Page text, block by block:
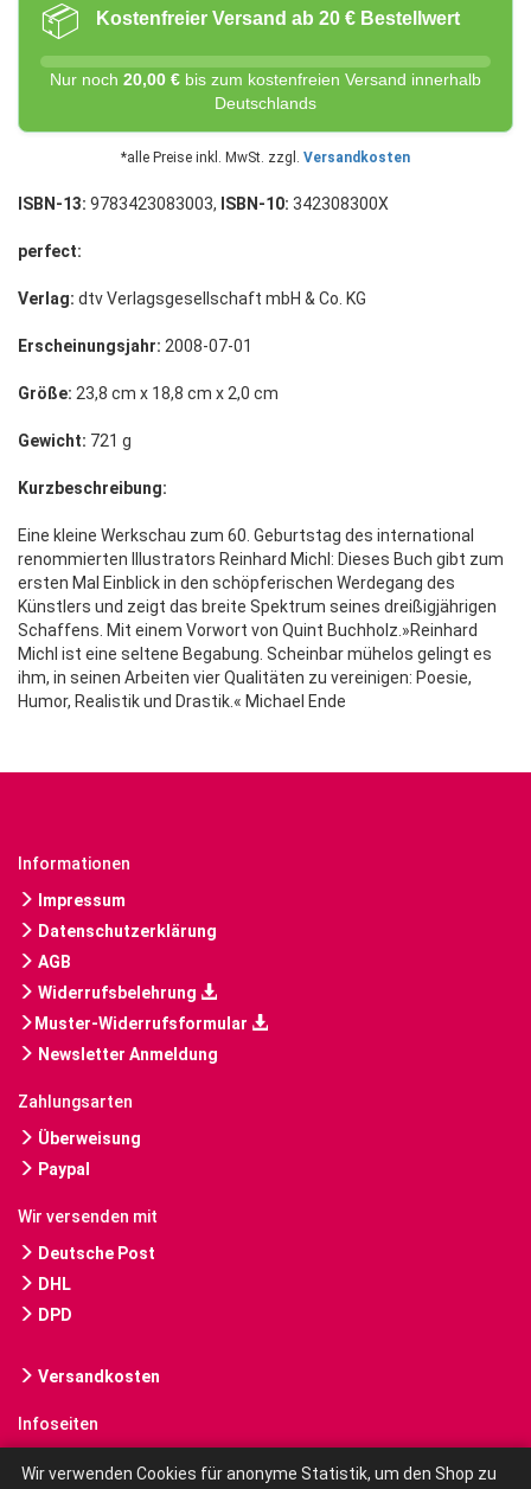
📦 Kostenfreier Versand ab 20 € Bestellwert
Nur noch 20,00 € bis zum kostenfreien Versand innerhalb
Deutschlands
*alle Preise inkl. MwSt. zzgl. Versandkosten
ISBN-13: 9783423083003, ISBN-10: 342308300X
perfect:
Verlag: dtv Verlagsgesellschaft mbH & Co. KG
Erscheinungsjahr: 2008-07-01
Größe: 23,8 cm x 18,8 cm x 2,0 cm
Gewicht: 721 g
Kurzbeschreibung:
Eine kleine Werkschau zum 60. Geburtstag des international
renommierten Illustrators Reinhard Michl: Dieses Buch gibt zum
ersten Mal Einblick in den schöpferischen Werdegang des
Künstlers und zeigt das breite Spektrum seines dreißigjährigen
Schaffens. Mit einem Vorwort von Quint Buchholz.»Reinhard
Michl ist eine seltene Begabung. Scheinbar mühelos gelingt es
ihm, in seinen Arbeiten vier Qualitäten zu vereinigen: Poesie,
Humor, Realistik und Drastik.« Michael Ende
Informationen
Impressum
Datenschutzerklärung
AGB
Widerrufsbelehrung
Muster-Widerrufsformular
Newsletter Anmeldung
Zahlungsarten
Überweisung
Paypal
Wir versenden mit
Deutsche Post
DHL
DPD
Versandkosten
Infoseiten
Wir verwenden Cookies für anonyme Statistik, um den Shop zu